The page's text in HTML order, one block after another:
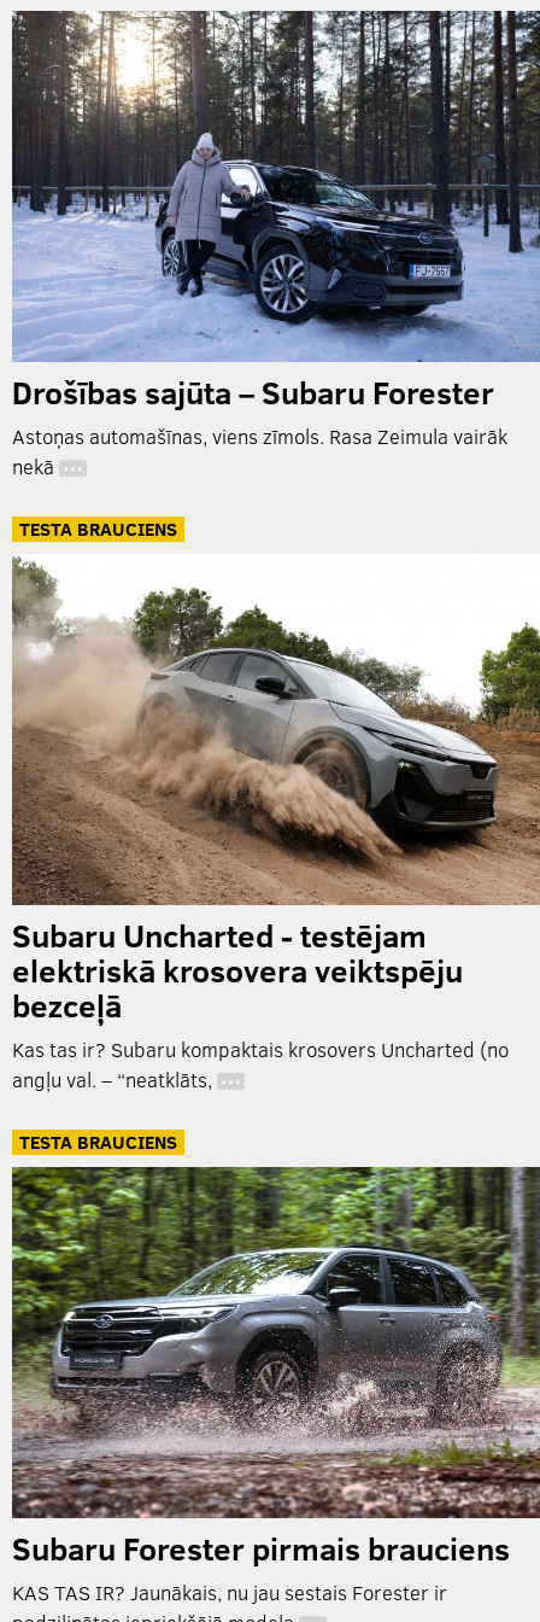
Drošības sajūta – Subaru Forester
Astoņas automašīnas, viens zīmols. Rasa Zeimula vairāk
nekā …
TESTA BRAUCIENS
Subaru Uncharted - testējam
elektriskā krosovera veiktspēju
bezceļā
Kas tas ir? Subaru kompaktais krosovers Uncharted (no
angļu val. – “neatklāts, …
TESTA BRAUCIENS
Subaru Forester pirmais brauciens
KAS TAS IR? Jaunākais, nu jau sestais Forester ir